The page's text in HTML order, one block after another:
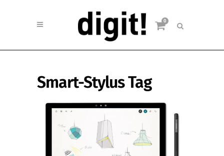
0
Smart-Stylus Tag